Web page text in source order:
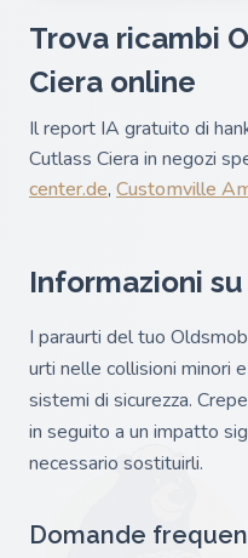
Trova ricambi
Ciera online
Il report IA gratuito di
Cutlass Ciera in negozi
center.de, Customville
Informazioni
I paraurti del tuo
urti nelle collisioni minori
sistemi di sicurezza.
in seguito a un impatto
necessario sostituirli.
Domande